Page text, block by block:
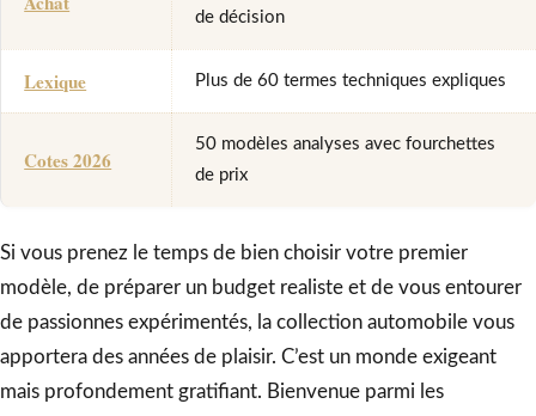
de décision
Lexique Plus de 60 termes techniques expliques
Cotes 2026
50 modèles analyses avec fourchettes
de prix
Si vous prenez le temps de bien choisir votre premier
modèle, de préparer un budget realiste et de vous entourer
de passionnes expérimentés, la collection automobile vous
apportera des années de plaisir. C’est un monde exigeant
mais profondement gratifiant. Bienvenue parmi les